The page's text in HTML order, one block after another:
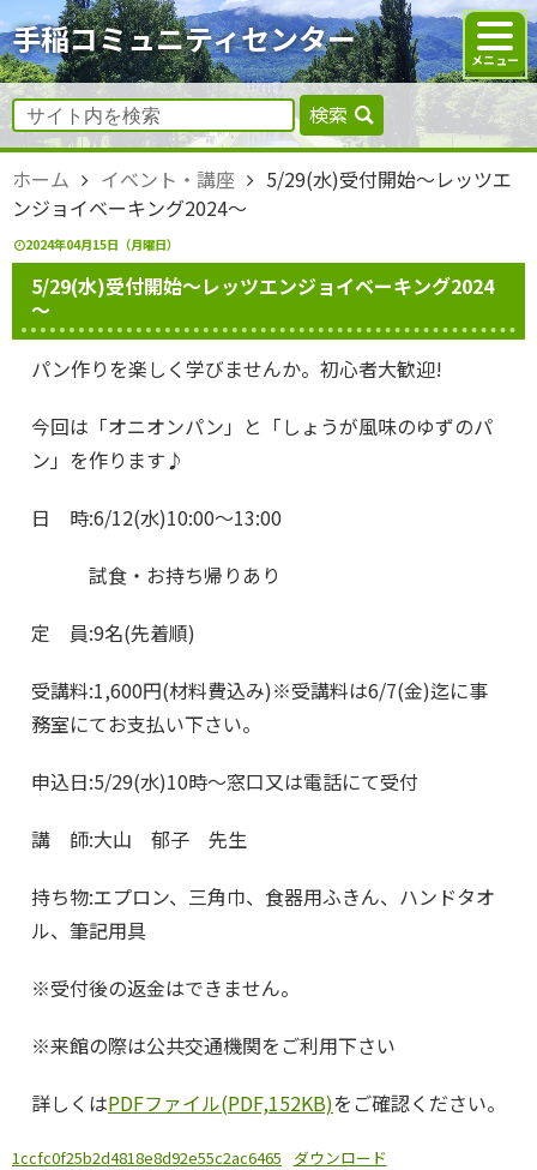
手稲コミュニティセンター
検索
ホーム イベント・講座
5/29(水)受付開始～レッツエ
ンジョイベーキング2024～
2024年04月15日（月曜日）
5/29(水)受付開始～レッツエンジョイベーキング2024
～
パン作りを楽しく学びませんか。初心者大歓迎!
今回は「オニオンパン」と「しょうが風味のゆずのパ
ン」を作ります♪
日 時:6/12(水)10:00～13:00
試食・お持ち帰りあり
定 員:9名(先着順)
受講料:1,600円(材料費込み)※受講料は6/7(金)迄に事
務室にてお支払い下さい。
申込日:5/29(水)10時～窓口又は電話にて受付
講 師:大山 郁子 先生
持ち物:エプロン、三角巾、食器用ふきん、ハンドタオ
ル、筆記用具
※受付後の返金はできません。
※来館の際は公共交通機関をご利用下さい
詳しくはPDFファイル(PDF,152KB)をご確認ください。
1ccfc0f25b2d4818e8d92e55c2ac6465 ダウンロード